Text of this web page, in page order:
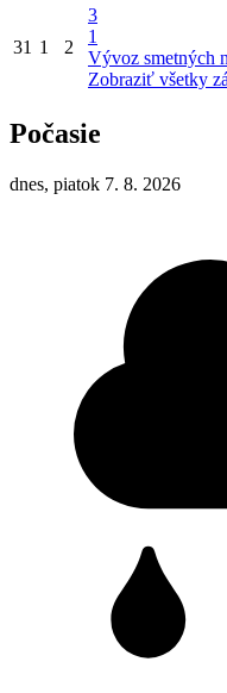
31 1 2
3
1
Vývoz smetných
Zobraziť všetky
Počasie
dnes, piatok 7. 8. 2026